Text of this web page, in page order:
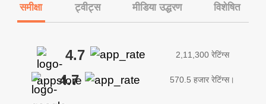
समीक्षा ट्वीट्स मीडिया उद्धरण विशेषित
4.7 2,11,300 रेटिंग्स
4.7 570.5 हजार रेटिंग्स।